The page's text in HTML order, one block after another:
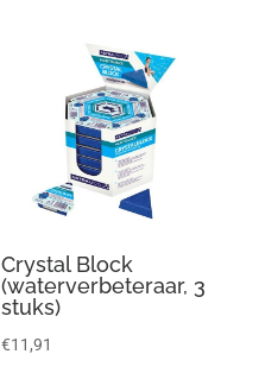
Crystal Block
(waterverbeteraar, 3
stuks)
€11,91